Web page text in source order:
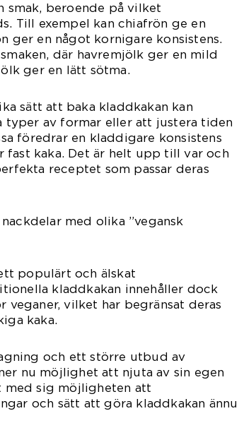
smak, beroende på vilket
Till exempel kan chiafrön ge en
ger en något kornigare konsistens.
där havremjölk ger en mild
ger en lätt sötma.
sätt att baka kladdkakan kan
typer av formar eller att justera tiden
föredrar en kladdigare konsistens
fast kaka. Det är helt upp till var och
receptet som passar deras
med olika ”vegansk
populärt och älskat
kladdkakan innehåller dock
vilket har begränsat deras
kaka.
och ett större utbud av
nu möjlighet att njuta av sin egen
med sig möjligheten att
och sätt att göra kladdkakan ännu